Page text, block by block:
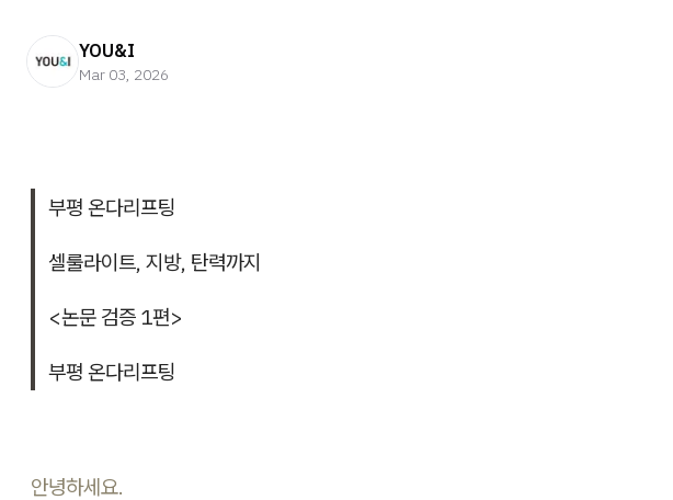
YOU&I
Mar 03, 2026
부평 온다리프팅
셀룰라이트, 지방, 탄력까지
<논문 검증 1편>
부평 온다리프팅
안녕하세요.